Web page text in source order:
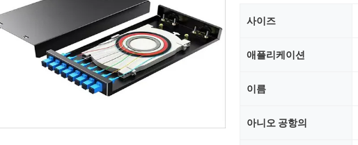
사이즈
애플리케이션
이름
아니오 공항의